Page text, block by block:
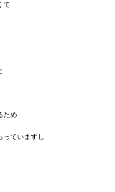
て
ため
っていますし